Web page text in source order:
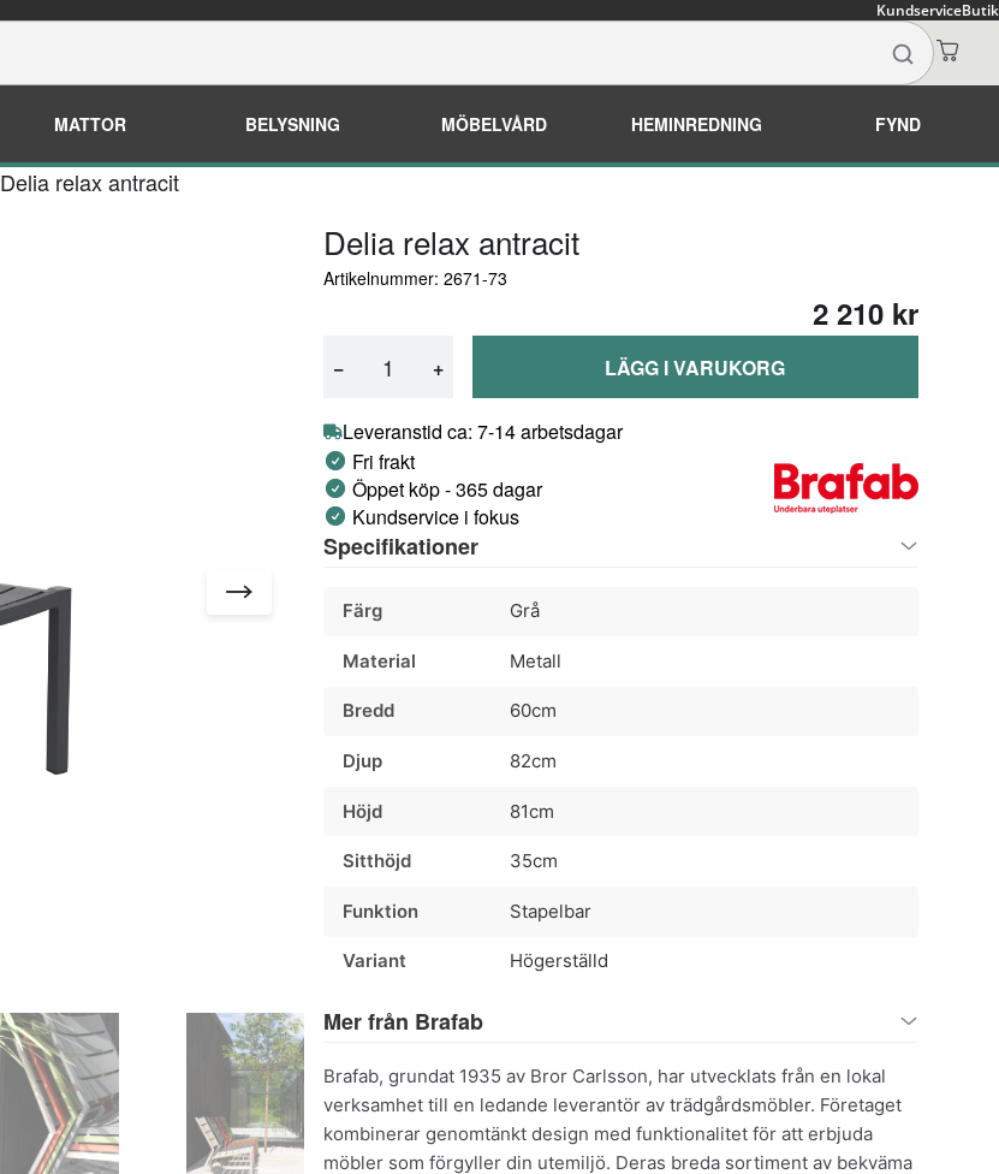
KundserviceButik
MATTOR BELYSNING MÖBELVÅRD HEMINREDNING FYND
Delia relax antracit
Delia relax antracit
Artikelnummer: 2671-73
2 210 kr
− + LÄGG I VARUKORG
Leveranstid ca: 7-14 arbetsdagar
Fri frakt
Öppet köp - 365 dagar
Kundservice i fokus
Specifikationer
Färg Grå
Material Metall
Bredd 60cm
Djup 82cm
Höjd 81cm
Sitthöjd 35cm
Funktion Stapelbar
Variant Högerställd
Mer från Brafab
Brafab, grundat 1935 av Bror Carlsson, har utvecklats från en lokal
verksamhet till en ledande leverantör av trädgårdsmöbler. Företaget
kombinerar genomtänkt design med funktionalitet för att erbjuda
möbler som förgyller din utemiljö. Deras breda sortiment av bekväma